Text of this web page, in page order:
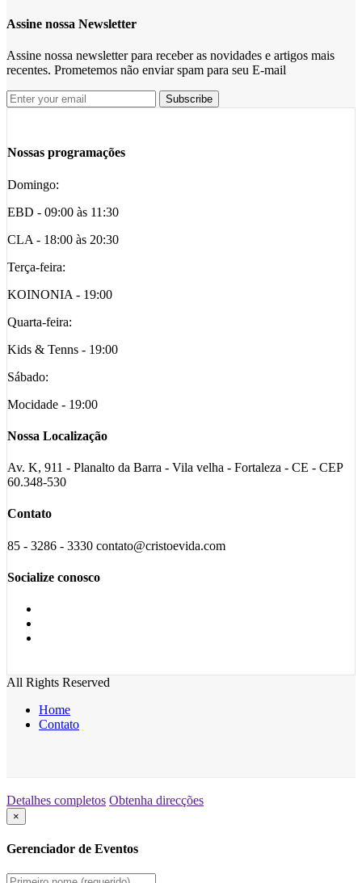
Assine nossa Newsletter
Assine nossa newsletter para receber as novidades e artigos mais
recentes. Prometemos não enviar spam para seu E-mail
Nossas programações
Domingo:
EBD - 09:00 às 11:30
CLA - 18:00 às 20:30
Terça-feira:
KOINONIA - 19:00
Quarta-feira:
Kids & Tenns - 19:00
Sábado:
Mocidade - 19:00
Nossa Localização
Av. K, 911 - Planalto da Barra - Vila velha - Fortaleza - CE - CEP
60.348-530
Contato
85 - 3286 - 3330 contato@cristoevida.com
Socialize conosco
All Rights Reserved
Home
Contato
Detalhes completos Obtenha direcções
×
Gerenciador de Eventos